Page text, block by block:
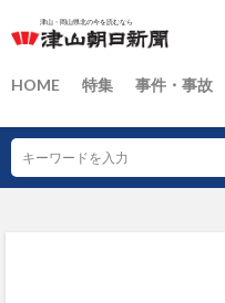
HOME 特集 事件・事故